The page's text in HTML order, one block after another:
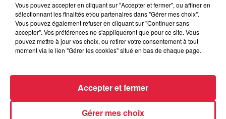
On s'entend bien - la
Technique Neuro
Vous pouvez accepter en cliquant sur "Accepter et fermer", ou affiner en
sélectionnant les finalités et/ou partenaires dans "Gérer mes choix".
Vous pouvez également refuser en cliquant sur "Continuer sans
accepter". Vos préférences ne s'appliqueront que pour ce site. Vous
pouvez mettre à jour vos choix, ou retirer votre consentement à tout
moment via le lien "Gérer les cookies" situé en bas de chaque page.
Gérer mes choix
Accepter et fermer